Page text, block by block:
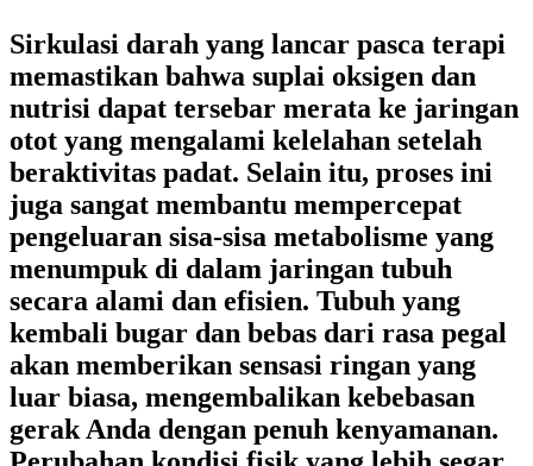
Sirkulasi darah yang lancar pasca terapi
memastikan bahwa suplai oksigen dan
nutrisi dapat tersebar merata ke jaringan
otot yang mengalami kelelahan setelah
beraktivitas padat. Selain itu, proses ini
juga sangat membantu mempercepat
pengeluaran sisa-sisa metabolisme yang
menumpuk di dalam jaringan tubuh
secara alami dan efisien. Tubuh yang
kembali bugar dan bebas dari rasa pegal
akan memberikan sensasi ringan yang
luar biasa, mengembalikan kebebasan
gerak Anda dengan penuh kenyamanan.